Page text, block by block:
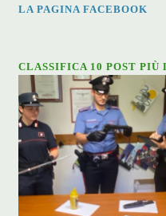
LA PAGINA FACEBOOK
CLASSIFICA 10 POST